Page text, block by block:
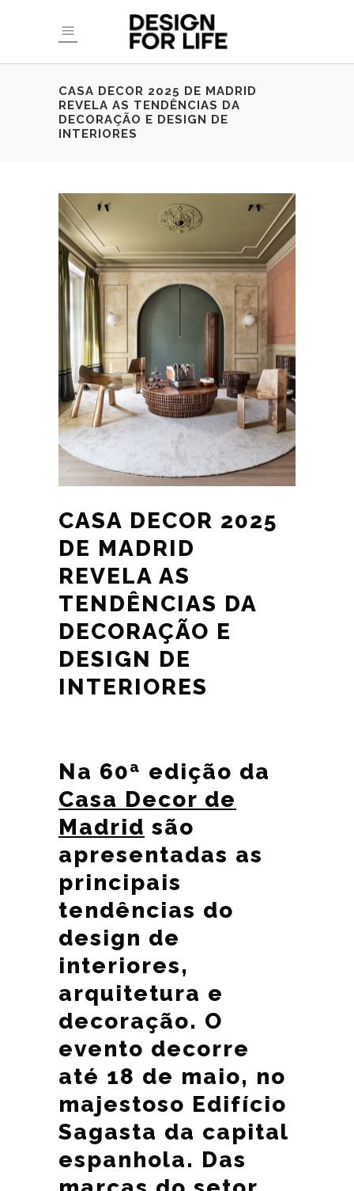
CASA DECOR 2025 DE MADRID
REVELA AS TENDÊNCIAS DA
DECORAÇÃO E DESIGN DE
INTERIORES
CASA DECOR 2025
DE MADRID
REVELA AS
TENDÊNCIAS DA
DECORAÇÃO E
DESIGN DE
INTERIORES
Na 60ª edição da
Casa Decor de
Madrid são
apresentadas as
principais
tendências do
design de
interiores,
arquitetura e
decoração. O
evento decorre
até 18 de maio, no
majestoso Edifício
Sagasta da capital
espanhola. Das